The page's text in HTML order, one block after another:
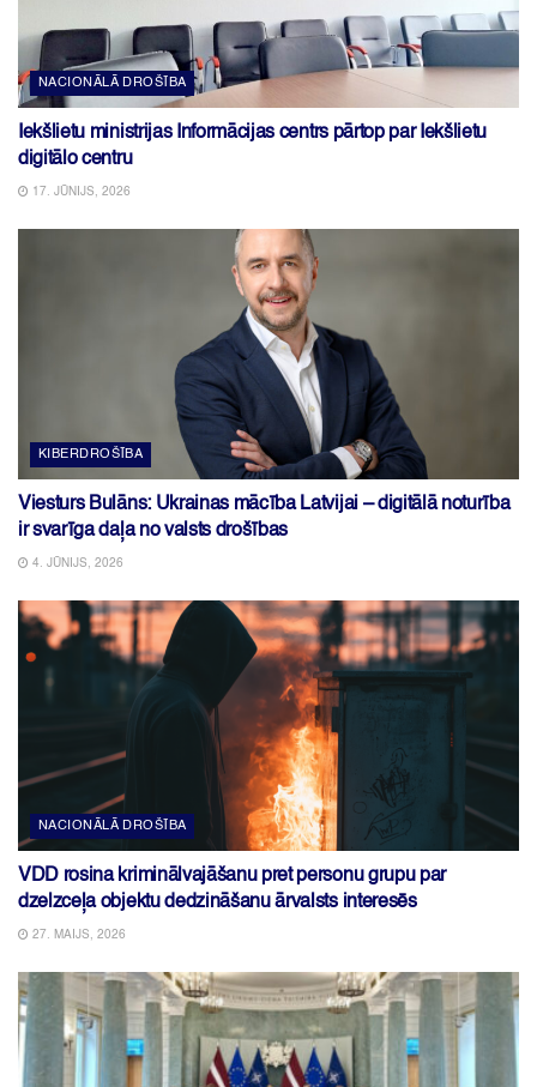
NACIONĀLĀ DROŠĪBA
Iekšlietu ministrijas Informācijas centrs pārtop par Iekšlietu
digitālo centru
17. JŪNIJS, 2026
KIBERDROŠĪBA
Viesturs Bulāns: Ukrainas mācība Latvijai – digitālā noturība
ir svarīga daļa no valsts drošības
4. JŪNIJS, 2026
NACIONĀLĀ DROŠĪBA
VDD rosina kriminālvajāšanu pret personu grupu par
dzelzceļa objektu dedzināšanu ārvalsts interesēs
27. MAIJS, 2026